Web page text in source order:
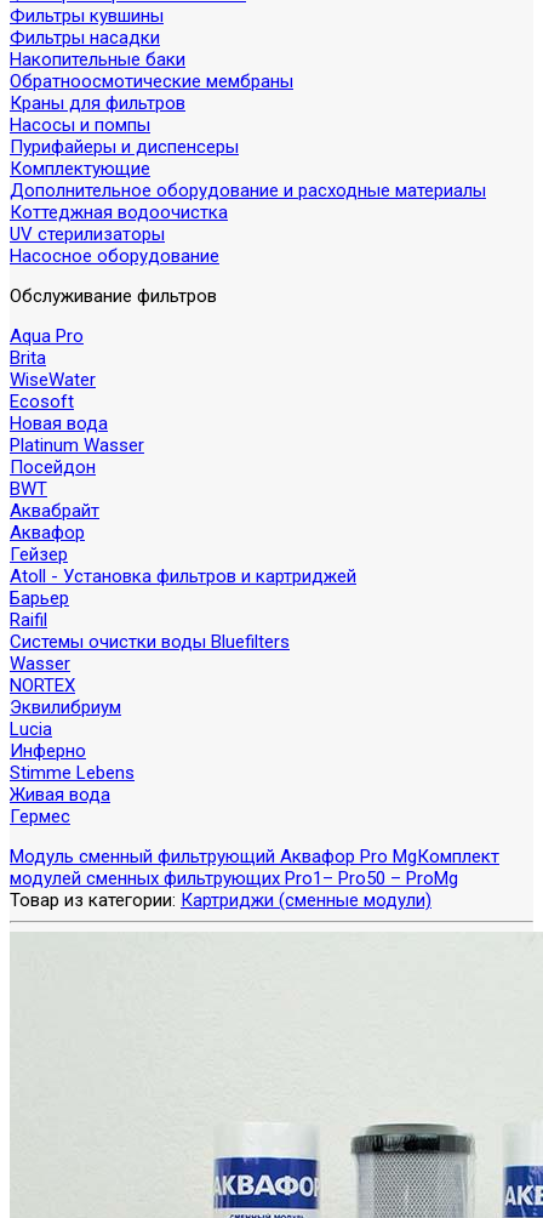
Фильтры кувшины
Фильтры насадки
Накопительные баки
Обратноосмотические мембраны
Краны для фильтров
Насосы и помпы
Пурифайеры и диспенсеры
Комплектующие
Дополнительное оборудование и расходные материалы
Коттеджная водоочистка
UV стерилизаторы
Насосное оборудование
Обслуживание фильтров
Aqua Pro
Brita
WiseWater
Ecosoft
Новая вода
Platinum Wasser
Посейдон
BWT
Аквабрайт
Аквафор
Гейзер
Atoll - Установка фильтров и картриджей
Барьер
Raifil
Системы очистки воды Bluefilters
Wasser
NORTEX
Эквилибриум
Lucia
Инферно
Stimme Lebens
Живая вода
Гермес
Модуль сменный фильтрующий Аквафор Pro MgКомплект
модулей сменных фильтрующих Pro1– Pro50 – ProMg
Товар из категории: Картриджи (сменные модули)